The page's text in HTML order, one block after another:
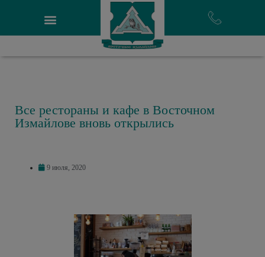
Все рестораны и кафе в Восточном
Измайлове вновь открылись
9 июля, 2020